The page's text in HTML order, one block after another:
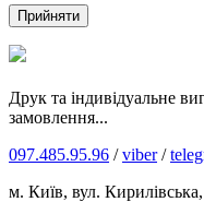
Прийняти
Друк та індивідуальне
замовлення...
097.485.95.96 /viber/
м. Київ, вул.